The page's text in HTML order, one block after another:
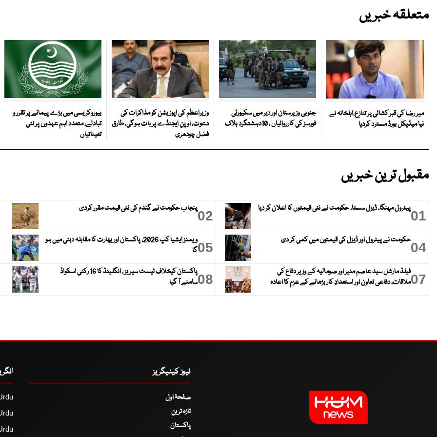
متعلقہ خبریں
میر رضا کی قبر کشائی پر تنازع،اہلخانہ نے
نیا میڈیکل بورڈ مسترد کردیا
جنوبی وزیرستان اور دیر میں سکیورٹی
فورسز کی کارروائیاں ، 10دہشتگرد ہلاک
وزیراعظم کی اپوزیشن کو مذاکرات کی
دعوت، اوپن ایجنڈے پر بات ہوگی، طارق
فضل چودھری
بیوروکریسی میں بڑے پیمانے پر تقرر و
تبادلے، متعدد اہم عہدوں پر نئی
تعیناتیاں
مقبول ترین خبریں
01پیٹرول مہنگا، ڈیزل سستا، حکومت نے نئی قیمتوں کا اعلان کر دیا 02پنجاب حکومت نے گندم کی نئی قیمت مقرر کردی
04حکومت نے پیٹرول اور ڈیزل کی قیمتوں میں کمی کر دی 05
ویمنز ایشیا کپ 2026، پاکستان اور بھارت کا مقابلہ دبئی میں ہو
گا
07فیلڈ مارشل سید عاصم منیر اور صومالیہ کے وزیر دفاع کی
ملاقات، دفاعی تعاون اور استعدادِ کار بڑھانے کے عزم کا اعادہ
08
پاکستان کیخلاف ٹیسٹ سیریز ، انگلینڈ کا 16 رکنی اسکواڈ
سامنے آ گیا
نیوز کیٹیگریز
صفحۂ اول
تازہ ترین
پاکستان